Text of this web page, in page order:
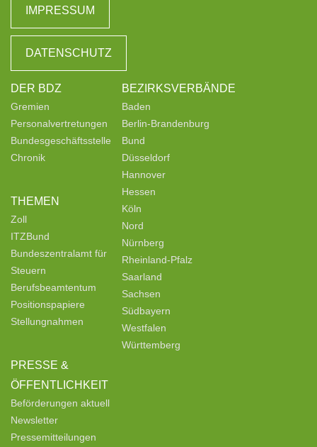
IMPRESSUM
DATENSCHUTZ
DER BDZ
Gremien
Personalvertretungen
Bundesgeschäftsstelle
Chronik
THEMEN
Zoll
ITZBund
Bundeszentralamt für
Steuern
Berufsbeamtentum
Positionspapiere
Stellungnahmen
PRESSE &
ÖFFENTLICHKEIT
Beförderungen aktuell
Newsletter
Pressemitteilungen
BEZIRKSVERBÄNDE
Baden
Berlin-Brandenburg
Bund
Düsseldorf
Hannover
Hessen
Köln
Nord
Nürnberg
Rheinland-Pfalz
Saarland
Sachsen
Südbayern
Westfalen
Württemberg